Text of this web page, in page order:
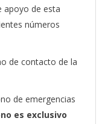
apoyo de esta
números
de contacto de la
de emergencias
es exclusivo